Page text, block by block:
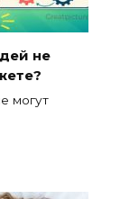
не
могут